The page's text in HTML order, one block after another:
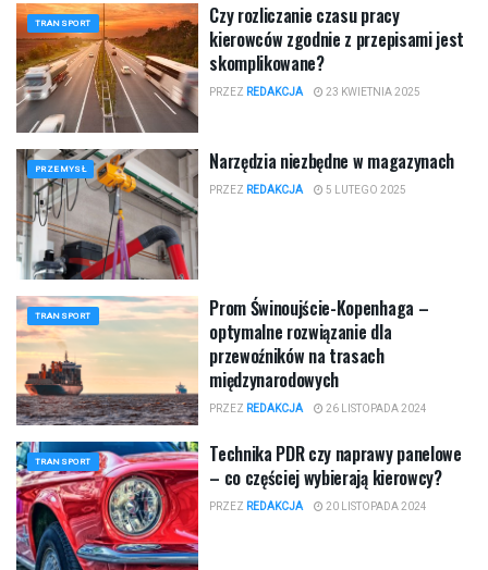
TRANSPORT
Czy rozliczanie czasu pracy
kierowców zgodnie z przepisami jest
skomplikowane?
PRZEZ REDAKCJA 23 KWIETNIA 2025
PRZEMYSŁ Narzędzia niezbędne w magazynach
PRZEZ REDAKCJA 5 LUTEGO 2025
TRANSPORT
Prom Świnoujście-Kopenhaga –
optymalne rozwiązanie dla
przewoźników na trasach
międzynarodowych
PRZEZ REDAKCJA 26 LISTOPADA 2024
TRANSPORT
Technika PDR czy naprawy panelowe
– co częściej wybierają kierowcy?
PRZEZ REDAKCJA 20 LISTOPADA 2024